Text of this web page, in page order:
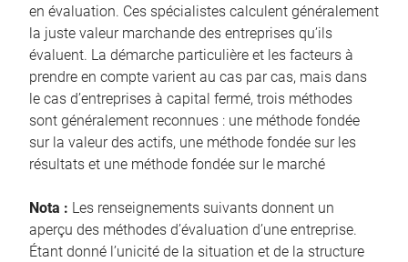
en évaluation. Ces spécialistes calculent généralement
la juste valeur marchande des entreprises qu’ils
évaluent. La démarche particulière et les facteurs à
prendre en compte varient au cas par cas, mais dans
le cas d’entreprises à capital fermé, trois méthodes
sont généralement reconnues : une méthode fondée
sur la valeur des actifs, une méthode fondée sur les
résultats et une méthode fondée sur le marché
Nota : Les renseignements suivants donnent un
aperçu des méthodes d’évaluation d’une entreprise.
Étant donné l’unicité de la situation et de la structure